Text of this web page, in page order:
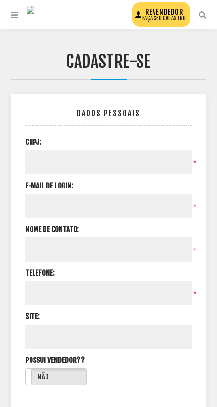
REVENDEDOR
FAÇA SEU CADASTRO
CADASTRE-SE
DADOS PESSOAIS
CNPJ:
*
E-MAIL DE LOGIN:
*
NOME DE CONTATO:
*
TELEFONE:
*
SITE:
POSSUI VENDEDOR??
NÃO